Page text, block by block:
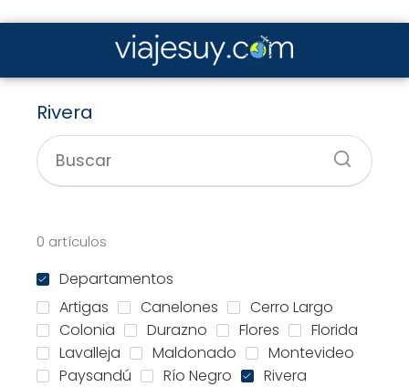
Rivera
0 artículos
Departamentos
Artigas
Canelones
Cerro Largo
Colonia
Durazno Flores
Florida
Lavalleja
Maldonado
Montevideo
Paysandú
Río Negro
Rivera